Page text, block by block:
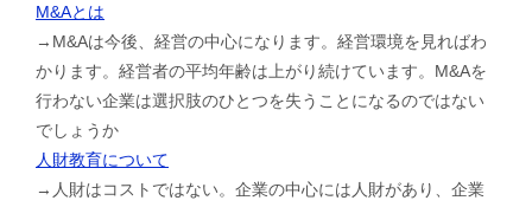
M&Aとは
→M&Aは今後、経営の中心になります。経営環境を見ればわ
かります。経営者の平均年齢は上がり続けています。M&Aを
行わない企業は選択肢のひとつを失うことになるのではない
でしょうか
人財教育について
→人財はコストではない。企業の中心には人財があり、企業